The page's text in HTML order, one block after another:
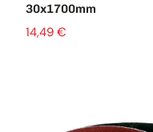
30x1700mm
14,49 €